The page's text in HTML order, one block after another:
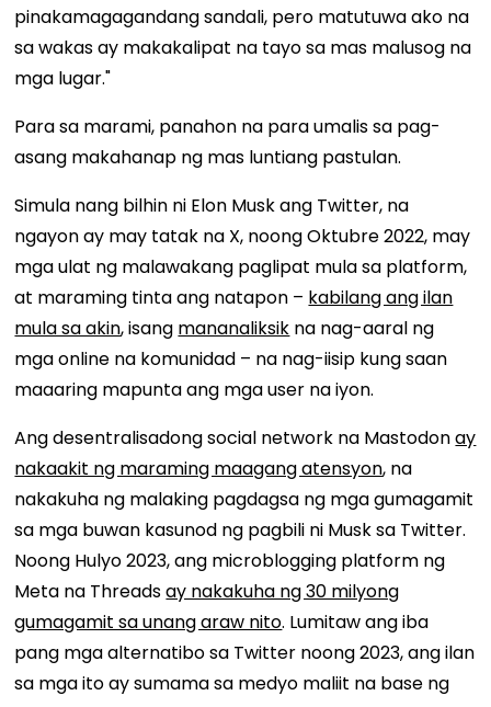
pinakamagagandang sandali, pero matutuwa ako na
sa wakas ay makakalipat na tayo sa mas malusog na
mga lugar."
Para sa marami, panahon na para umalis sa pag-
asang makahanap ng mas luntiang pastulan.
Simula nang bilhin ni Elon Musk ang Twitter, na
ngayon ay may tatak na X, noong Oktubre 2022, may
mga ulat ng malawakang paglipat mula sa platform,
at maraming tinta ang natapon – kabilang ang ilan
mula sa akin, isang mananaliksik na nag-aaral ng
mga online na komunidad – na nag-iisip kung saan
maaaring mapunta ang mga user na iyon.
Ang desentralisadong social network na Mastodonay
nakaakit ng maraming maagang atensyon, na
nakakuha ng malaking pagdagsa ng mga gumagamit
sa mga buwan kasunod ng pagbili ni Musk sa Twitter.
Noong Hulyo 2023, ang microblogging platform ng
Meta na Threadsay nakakuha ng 30 milyong
gumagamit sa unang araw nito. Lumitaw ang iba
pang mga alternatibo sa Twitter noong 2023, ang ilan
sa mga ito ay sumama sa medyo maliit na base ng